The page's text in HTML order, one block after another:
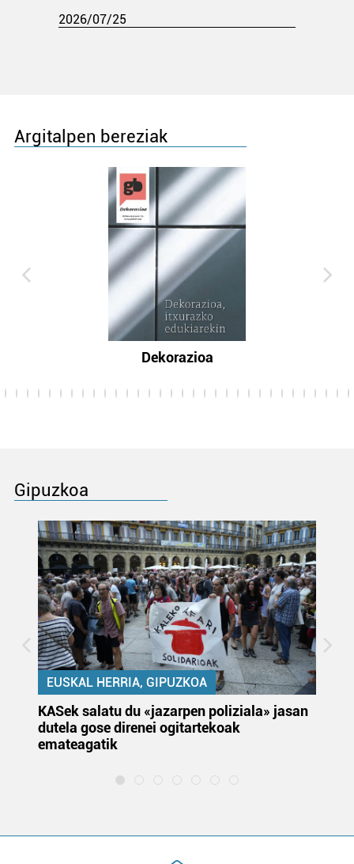
2026/07/25
Argitalpen bereziak
Dekorazioa
Gipuzkoa
EUSKAL HERRIA, GIPUZKOA
KASek salatu du «jazarpen poliziala» jasan
dutela gose direnei ogitartekoak
emateagatik